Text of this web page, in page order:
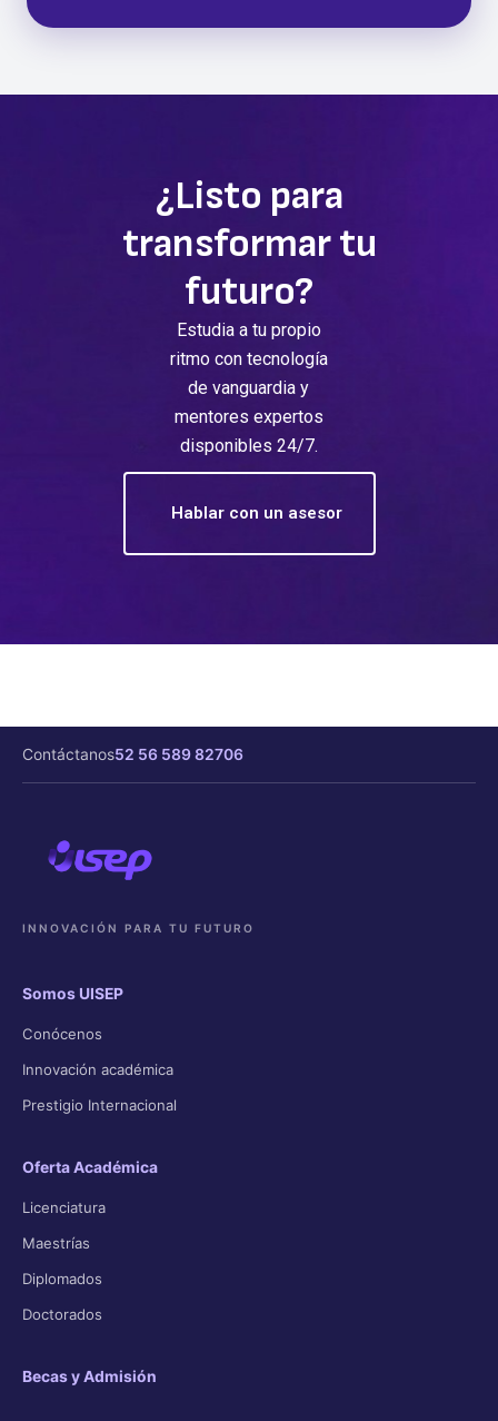
¿Listo para
transformar tu
futuro?
Estudia a tu propio
ritmo con tecnología
de vanguardia y
mentores expertos
disponibles 24/7.
Contáctanos52 56 589 82706
INNOVACIÓN PARA TU FUTURO
Somos UISEP
Conócenos
Innovación académica
Prestigio Internacional
Oferta Académica
Licenciatura
Maestrías
Diplomados
Doctorados
Becas y Admisión